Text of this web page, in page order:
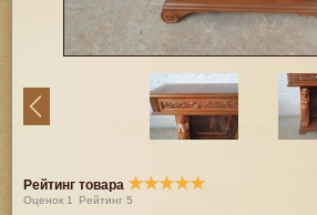
Рейтинг товара ★★★★★
Оценок 1 Рейтинг5